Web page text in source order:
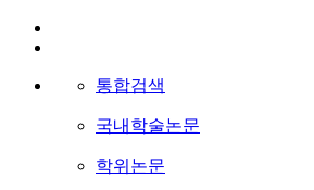
통합검색
국내학술논문
학위논문